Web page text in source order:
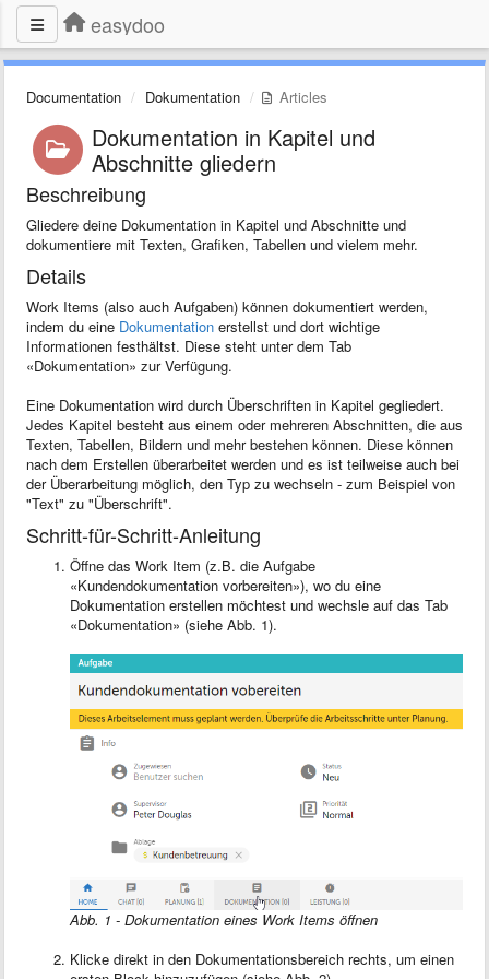
easydoo
Documentation Dokumentation Articles
Dokumentation in Kapitel und
Abschnitte gliedern
Beschreibung
Gliedere deine Dokumentation in Kapitel und Abschnitte und
dokumentiere mit Texten, Grafiken, Tabellen und vielem mehr.
Details
Work Items (also auch Aufgaben) können dokumentiert werden,
indem du eine Dokumentation erstellst und dort wichtige
Informationen festhältst. Diese steht unter dem Tab
«Dokumentation» zur Verfügung.
Eine Dokumentation wird durch Überschriften in Kapitel gegliedert.
Jedes Kapitel besteht aus einem oder mehreren Abschnitten, die aus
Texten, Tabellen, Bildern und mehr bestehen können. Diese können
nach dem Erstellen überarbeitet werden und es ist teilweise auch bei
der Überarbeitung möglich, den Typ zu wechseln - zum Beispiel von
"Text" zu "Überschrift".
Schritt-für-Schritt-Anleitung
Öffne das Work Item (z.B. die Aufgabe
«Kundendokumentation vorbereiten»), wo du eine
Dokumentation erstellen möchtest und wechsle auf das Tab
«Dokumentation» (siehe Abb. 1).
Abb. 1 - Dokumentation eines Work Items öffnen
Klicke direkt in den Dokumentationsbereich rechts, um einen